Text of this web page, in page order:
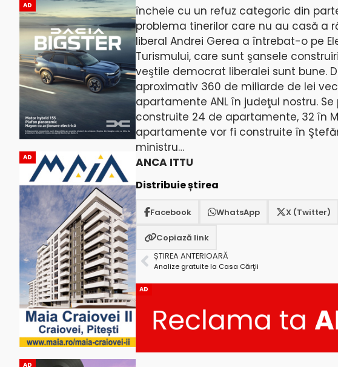
AD
AD
AD
încheie cu un refuz categoric din
problema tinerilor care nu au casă a
liberal Andrei Gerea a întrebat-o pe
Turismului, care sunt şansele
veştile democrat liberalei sunt bune.
aproximativ 360 de miliarde de lei
apartamente ANL în judeţul nostru.
construite 24 de apartamente, 32 în
apartamente vor fi construite în
ministru…
ANCA ITTU
Distribuie știrea
Facebook WhatsApp X (Twitter)
Copiază link
ȘTIREA ANTERIOARĂ
Analize gratuite la Casa Cărţii
AD